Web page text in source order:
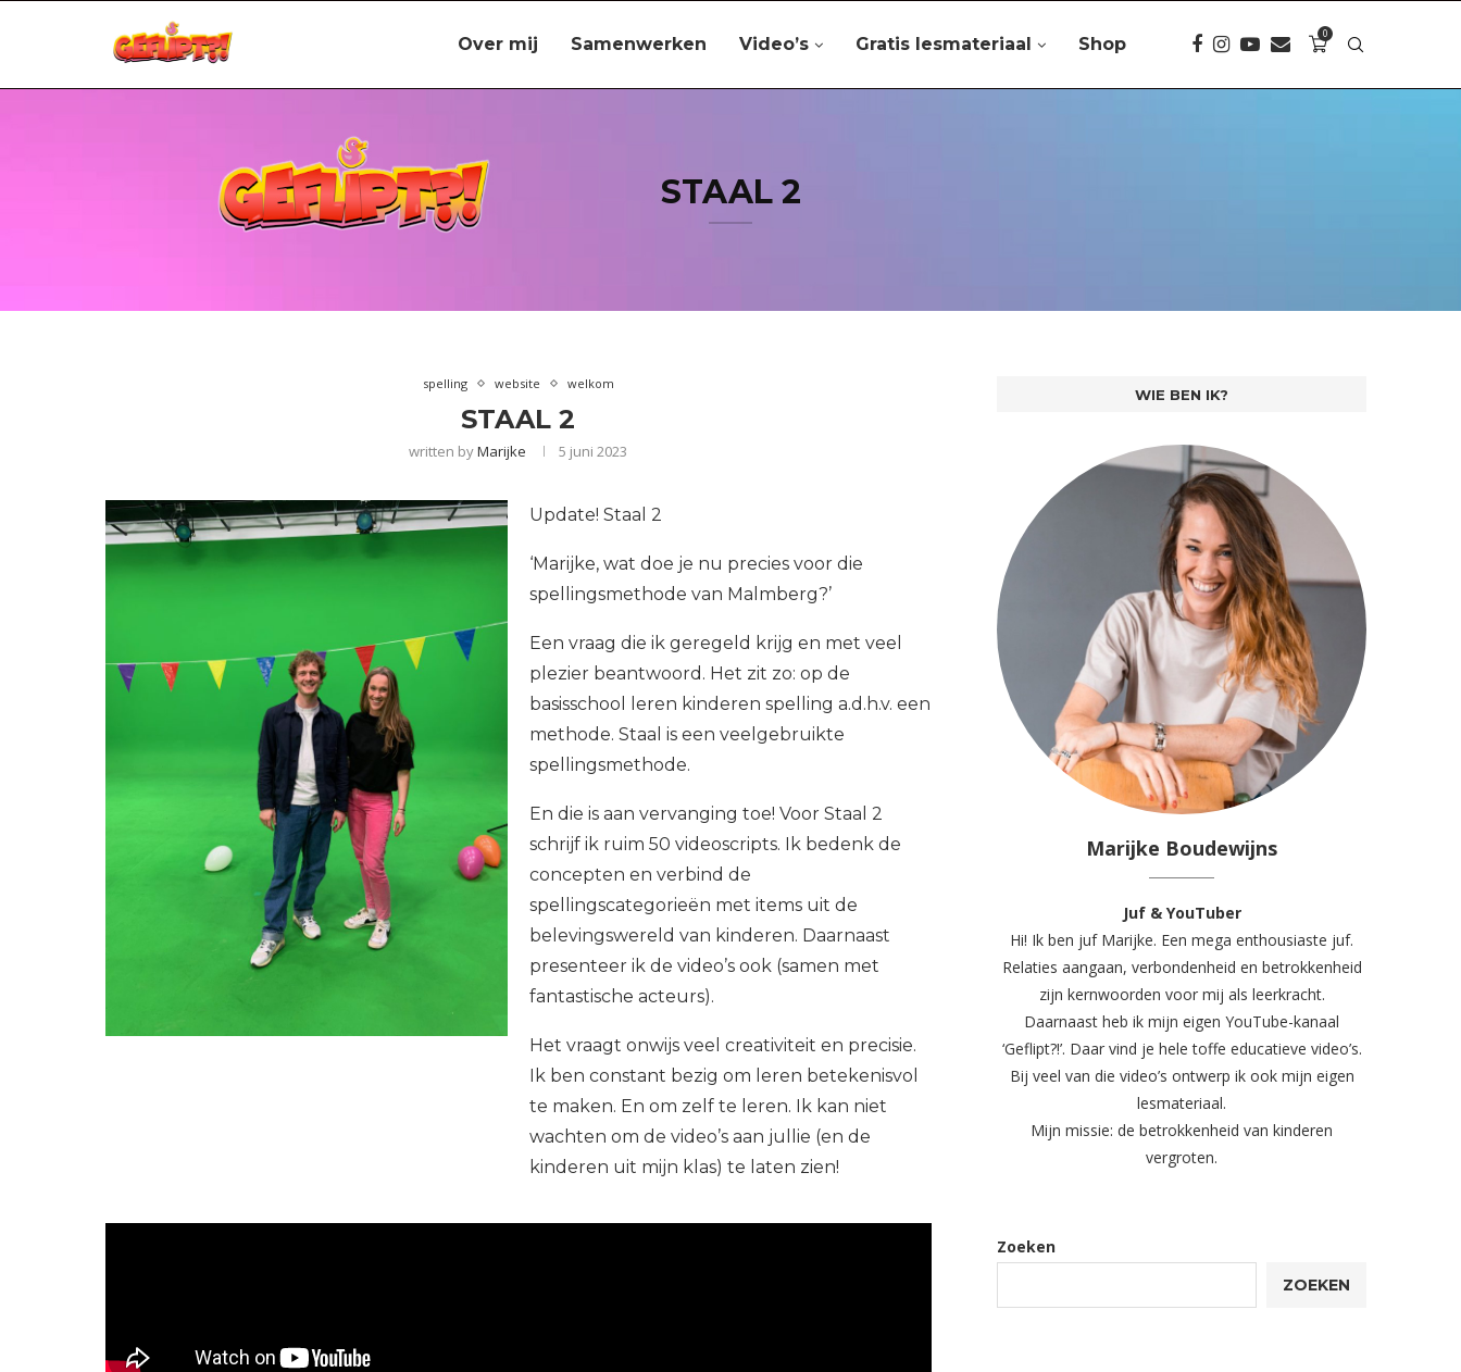
Over mij Samenwerken Video’s Gratis lesmateriaal Shop
0
STAAL 2
spelling website welkom
STAAL 2
written byMarijke 5 juni 2023
Update! Staal 2
‘Marijke, wat doe je nu precies voor die
spellingsmethode van Malmberg?’
Een vraag die ik geregeld krijg en met veel
plezier beantwoord. Het zit zo: op de
basisschool leren kinderen spelling a.d.h.v. een
methode. Staal is een veelgebruikte
spellingsmethode.
En die is aan vervanging toe! Voor Staal 2
schrijf ik ruim 50 videoscripts. Ik bedenk de
concepten en verbind de
spellingscategorieën met items uit de
belevingswereld van kinderen. Daarnaast
presenteer ik de video’s ook (samen met
fantastische acteurs).
Het vraagt onwijs veel creativiteit en precisie.
Ik ben constant bezig om leren betekenisvol
te maken. En om zelf te leren. Ik kan niet
wachten om de video’s aan jullie (en de
kinderen uit mijn klas) te laten zien!
WIE BEN IK?
Marijke Boudewijns
Juf & YouTuber
Hi! Ik ben juf Marijke. Een mega enthousiaste juf.
Relaties aangaan, verbondenheid en betrokkenheid
zijn kernwoorden voor mij als leerkracht.
Daarnaast heb ik mijn eigen YouTube-kanaal
‘Geflipt?!’. Daar vind je hele toffe educatieve video’s.
Bij veel van die video’s ontwerp ik ook mijn eigen
lesmateriaal.
Mijn missie: de betrokkenheid van kinderen
vergroten.
Zoeken
ZOEKEN